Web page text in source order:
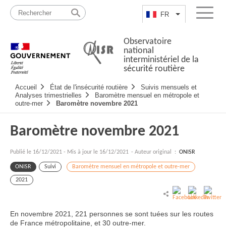
Passer
contenu
FR Lister lesMenu
Observatoire
national
interministériel de la
sécurité routière
principale
Accueil État de l'insécurité routière
Suivis mensuels et
Analyses trimestrielles
Baromètre mensuel en métropole et
outre-mer
Baromètre novembre 2021
Baromètre novembre 2021
Publié le 16/12/2021 - Mis à jour le 16/12/2021 - Auteur original : ONISR
ONISR Suivi Baromètre mensuel en métropole et outre-mer
2021
En novembre 2021, 221 personnes se sont tuées sur les routes
de France métropolitaine, et 30 outre-mer.